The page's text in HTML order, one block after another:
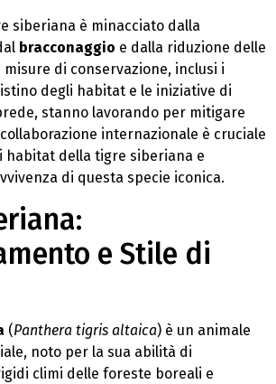
siberiana è minacciato dalla
bracconaggio e dalla riduzione delle
misure di conservazione, inclusi i
degli habitat e le iniziative di
stanno lavorando per mitigare
internazionale è cruciale
habitat della tigre siberiana e
di questa specie iconica.
e Stile di
(Panthera tigris altaica) è un animale
noto per la sua abilità di
climi delle foreste boreali e